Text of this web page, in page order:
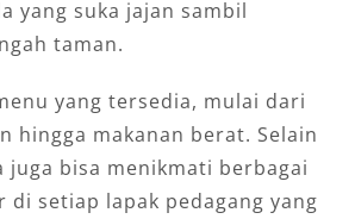
yang suka jajan sambil
taman.
yang tersedia, mulai dari
hingga makanan berat. Selain
juga bisa menikmati berbagai
di setiap lapak pedagang yang